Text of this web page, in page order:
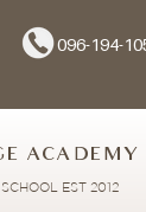
096-194-
ACADEMY
EST 2012